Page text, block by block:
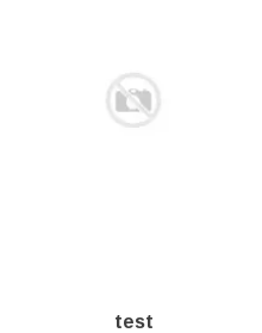
test